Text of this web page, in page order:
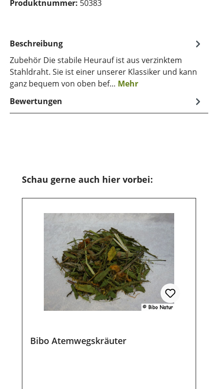
Produktnummer: 50383
Beschreibung
Zubehör Die stabile Heurauf ist aus verzinktem
Stahldraht. Sie ist einer unserer Klassiker und kann
ganz bequem von oben bef… Mehr
Bewertungen
Produktgalerie überspringen
Schau gerne auch hier vorbei:
Bibo Atemwegskräuter